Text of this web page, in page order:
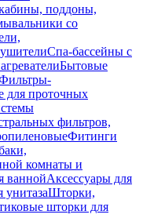
поддоны,
со
Спа-бассейны с
Бытовые
для проточных
фильтров,
Фитинги
комнаты и
ваннойАксессуары для
унитазаШторки,
шторки для